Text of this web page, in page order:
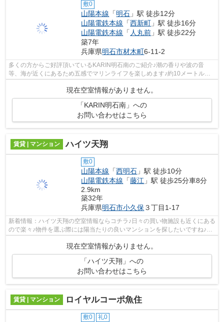
敷0
山陽本線 「明石 」駅 徒歩12分
山陽電鉄本線 「西新町 」駅 徒歩16分
山陽電鉄本線 「 人丸前 」駅 徒歩22分
築7年
兵庫県明石市材木町6-11-2
多くの方からご好評頂いているKARIN明石南のご紹介♪潮の香りや波の音
等、海が近くにあるため五感でマリンライフを楽しめます♪約10メートルで
現在空室情報がありません。
「KARIN明石南」への
お問い合わせはこちら
賃貸 | マンション ハイツ天翔
敷0
山陽本線 「西明石 」駅 徒歩10分
山陽電鉄本線 「藤江 」駅 徒歩25分車8分
2.9km
築32年
兵庫県明石市小久保３丁目1-17
新着情報：ハイツ天翔の空室情報ならコチラ♪日々の買い物施設も近くにある
ので楽々♪物件を選ぶ際には陽当たりの良いマンションを探したいですね♪今
回はそんな物件をご用意致しました！...
現在空室情報がありません。
「ハイツ天翔」への
お問い合わせはこちら
賃貸 | マンション ロイヤルコーポ魚住
敷0 礼0